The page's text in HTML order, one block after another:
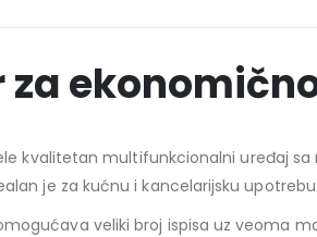
za
kvalitetan multifunkcionalni uređaj
je za kućnu i kancelarijsku upotrebu.
veliki broj ispisa uz veoma